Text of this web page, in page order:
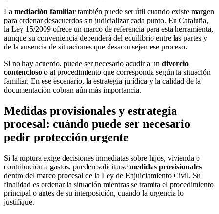
La mediación familiar también puede ser útil cuando existe margen
para ordenar desacuerdos sin judicializar cada punto. En Cataluña,
la Ley 15/2009 ofrece un marco de referencia para esta herramienta,
aunque su conveniencia dependerá del equilibrio entre las partes y
de la ausencia de situaciones que desaconsejen ese proceso.
Si no hay acuerdo, puede ser necesario acudir a un divorcio
contencioso o al procedimiento que corresponda según la situación
familiar. En ese escenario, la estrategia jurídica y la calidad de la
documentación cobran aún más importancia.
Medidas provisionales y estrategia
procesal: cuándo puede ser necesario
pedir protección urgente
Si la ruptura exige decisiones inmediatas sobre hijos, vivienda o
contribución a gastos, pueden solicitarse medidas provisionales
dentro del marco procesal de la Ley de Enjuiciamiento Civil. Su
finalidad es ordenar la situación mientras se tramita el procedimiento
principal o antes de su interposición, cuando la urgencia lo
justifique.